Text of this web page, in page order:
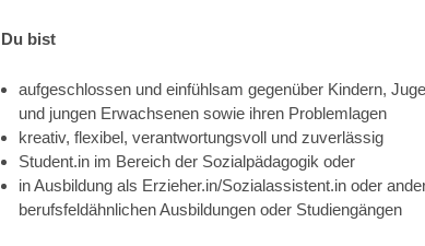
Du bist
aufgeschlossen und einfühlsam gegenüber Kindern,
und jungen Erwachsenen sowie ihren Problemlagen
kreativ, flexibel, verantwortungsvoll und zuverlässig
Student.in im Bereich der Sozialpädagogik oder
in Ausbildung als Erzieher.in/Sozialassistent.in oder
berufsfeldähnlichen Ausbildungen oder Studiengängen